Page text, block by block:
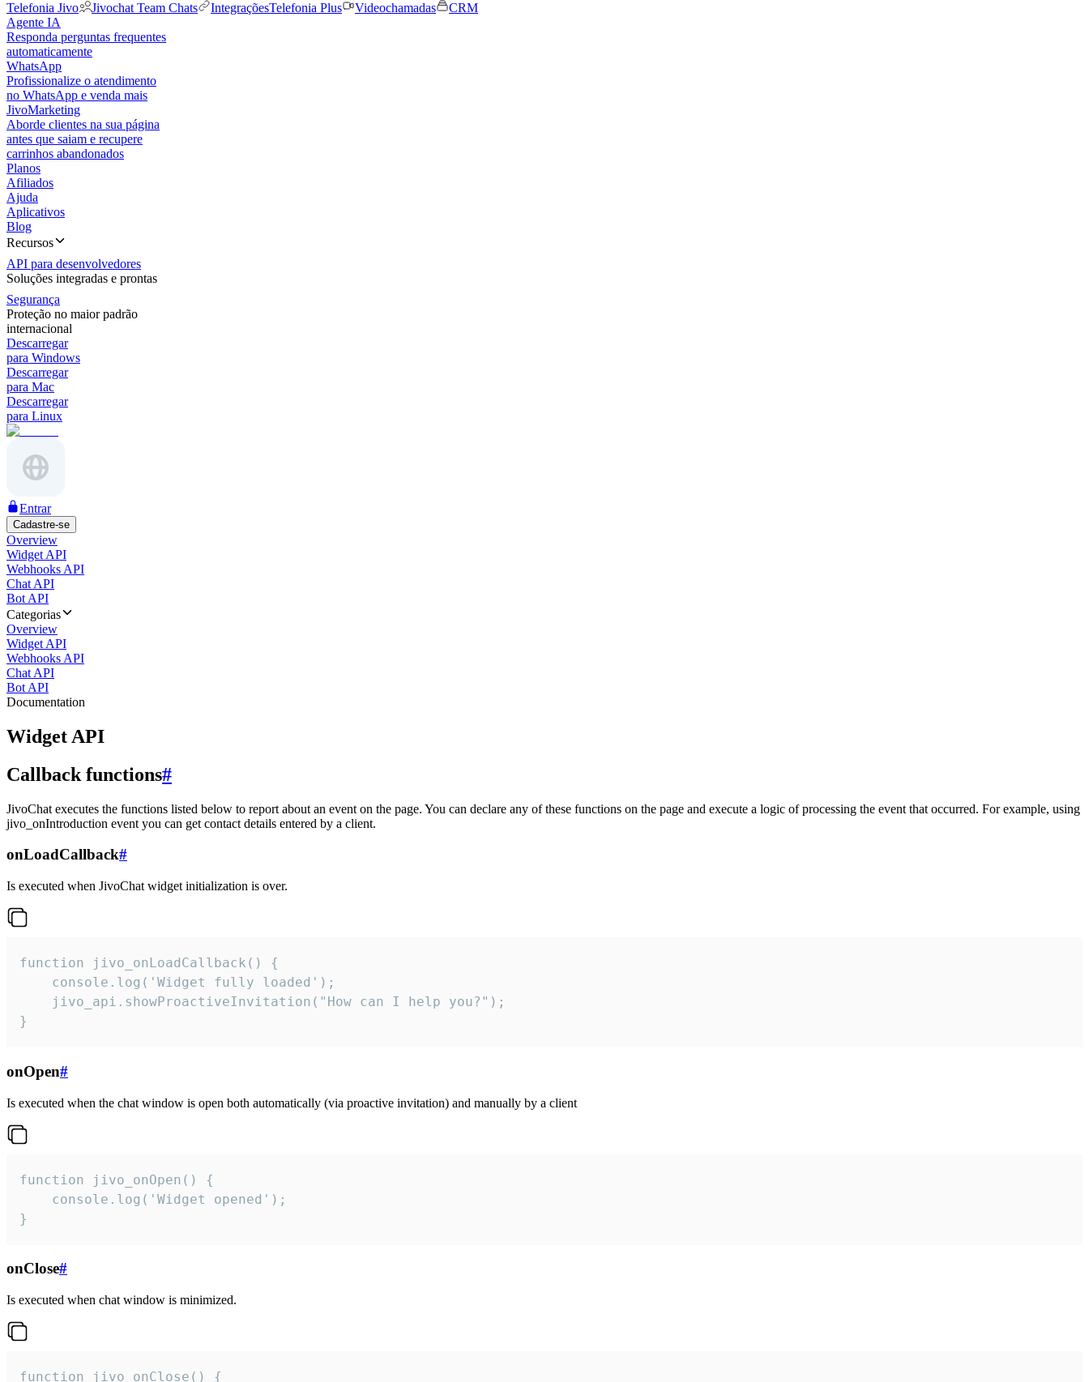
Telefonia Jivo
Jivochat Team Chats IntegraçõesTelefonia Plus Videochamadas
CRM
Agente IA
Responda perguntas frequentes
automaticamente
WhatsApp
Profissionalize o atendimento
no WhatsApp e venda mais
JivoMarketing
Aborde clientes na sua página
antes que saiam e recupere
carrinhos abandonados
Planos
Afiliados
Ajuda
Aplicativos
Blog
Recursos
API para desenvolvedores
Soluções integradas e prontas
Segurança
Proteção no maior padrão
internacional
Descarregar
para Windows
Descarregar
para Mac
Descarregar
para Linux
Entrar
Cadastre-se
Overview
Widget API
Webhooks API
Chat API
Bot API
Categorias
Overview
Widget API
Webhooks API
Chat API
Bot API
Documentation
Widget API
Callback functions#
JivoChat executes the functions listed below to report about an event on the page. You can declare any of these functions on the page and execute a logic of processing the event that occurred. For example, using
jivo_onIntroduction event you can get contact details entered by a client.
onLoadCallback#
Is executed when JivoChat widget initialization is over.
function jivo_onLoadCallback() {
    console.log('Widget fully loaded');
    jivo_api.showProactiveInvitation("How can I help you?");
}
onOpen#
Is executed when the chat window is open both automatically (via proactive invitation) and manually by a client
function jivo_onOpen() {
    console.log('Widget opened');
}
onClose#
Is executed when chat window is minimized.
function jivo_onClose() {